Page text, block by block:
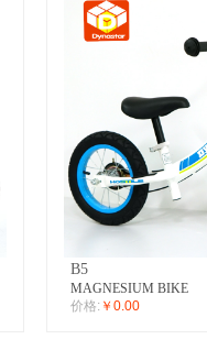
B5
MAGNESIUM BIKE
价格: ￥0.00